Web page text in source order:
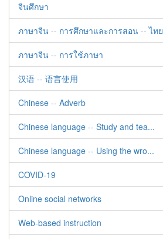
จีนศึกษา
ภาษาจีน -- การศึกษาและการสอน -- ไทย
ภาษาจีน -- การใช้ภาษา
汉语 -- 语言使用
Chinese -- Adverb
Chinese language -- Study and tea...
Chinese language -- Using the wro...
COVID-19
Online social networks
Web-based instruction